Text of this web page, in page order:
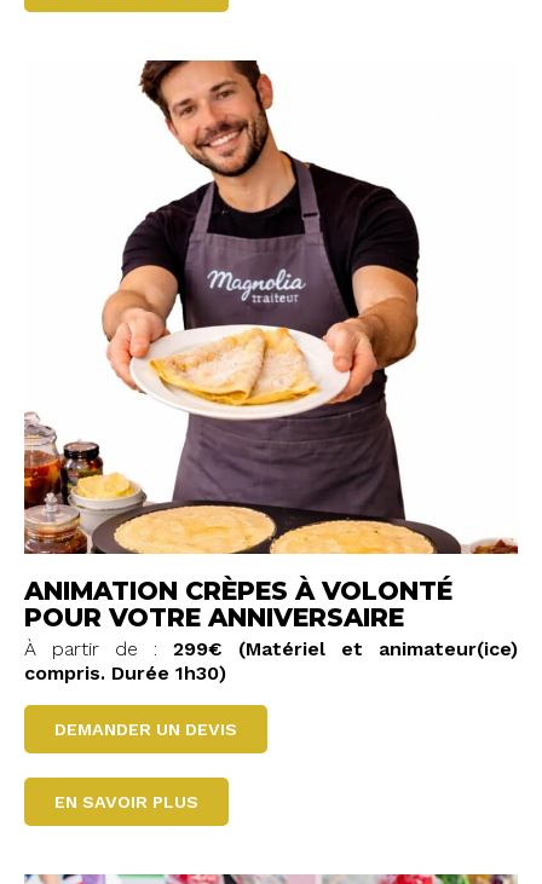
ANIMATION CRÈPES À VOLONTÉ
POUR VOTRE ANNIVERSAIRE
À partir de : 299€ (Matériel et animateur(ice)
compris. Durée 1h30)
DEMANDER UN DEVIS
EN SAVOIR PLUS